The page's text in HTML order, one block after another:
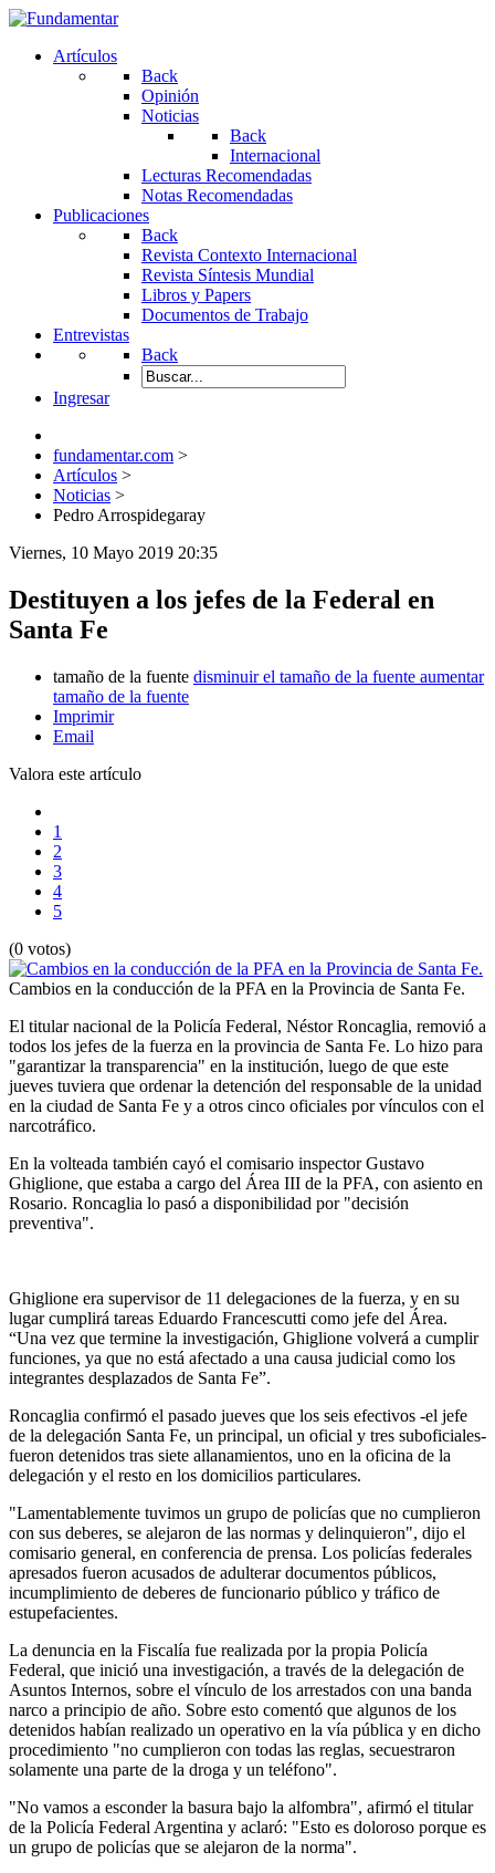
Artículos
Back
Opinión
Noticias
Back
Internacional
Lecturas Recomendadas
Notas Recomendadas
Publicaciones
Back
Revista Contexto Internacional
Revista Síntesis Mundial
Libros y Papers
Documentos de Trabajo
Entrevistas
Back
Ingresar
fundamentar.com >
Artículos >
Noticias >
Pedro Arrospidegaray
Viernes, 10 Mayo 2019 20:35
Destituyen a los jefes de la Federal en
Santa Fe
tamaño de la fuente disminuir el tamaño de la fuente aumentar
tamaño de la fuente
Imprimir
Email
Valora este artículo
1
2
3
4
5
(0 votos)
Cambios en la conducción de la PFA en la Provincia de Santa Fe.
El titular nacional de la Policía Federal, Néstor Roncaglia, removió a
todos los jefes de la fuerza en la provincia de Santa Fe. Lo hizo para
"garantizar la transparencia" en la institución, luego de que este
jueves tuviera que ordenar la detención del responsable de la unidad
en la ciudad de Santa Fe y a otros cinco oficiales por vínculos con el
narcotráfico.
En la volteada también cayó el comisario inspector Gustavo
Ghiglione, que estaba a cargo del Área III de la PFA, con asiento en
Rosario. Roncaglia lo pasó a disponibilidad por "decisión
preventiva".
Ghiglione era supervisor de 11 delegaciones de la fuerza, y en su
lugar cumplirá tareas Eduardo Francescutti como jefe del Área.
“Una vez que termine la investigación, Ghiglione volverá a cumplir
funciones, ya que no está afectado a una causa judicial como los
integrantes desplazados de Santa Fe”.
Roncaglia confirmó el pasado jueves que los seis efectivos -el jefe
de la delegación Santa Fe, un principal, un oficial y tres suboficiales-
fueron detenidos tras siete allanamientos, uno en la oficina de la
delegación y el resto en los domicilios particulares.
"Lamentablemente tuvimos un grupo de policías que no cumplieron
con sus deberes, se alejaron de las normas y delinquieron", dijo el
comisario general, en conferencia de prensa. Los policías federales
apresados fueron acusados de adulterar documentos públicos,
incumplimiento de deberes de funcionario público y tráfico de
estupefacientes.
La denuncia en la Fiscalía fue realizada por la propia Policía
Federal, que inició una investigación, a través de la delegación de
Asuntos Internos, sobre el vínculo de los arrestados con una banda
narco a principio de año. Sobre esto comentó que algunos de los
detenidos habían realizado un operativo en la vía pública y en dicho
procedimiento "no cumplieron con todas las reglas, secuestraron
solamente una parte de la droga y un teléfono".
"No vamos a esconder la basura bajo la alfombra", afirmó el titular
de la Policía Federal Argentina y aclaró: "Esto es doloroso porque es
un grupo de policías que se alejaron de la norma".